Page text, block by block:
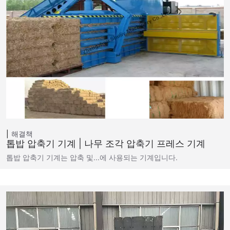
해결책
톱밥 압축기 기계 | 나무 조각 압축기 프레스 기계
톱밥 압축기 기계는 압축 및...에 사용되는 기계입니다.